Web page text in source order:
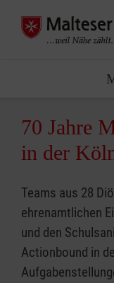
70 Jahre
in der
Teams aus 28
ehrenamtlichen
und den
Actionbound in